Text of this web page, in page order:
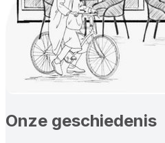
Onze geschiedenis